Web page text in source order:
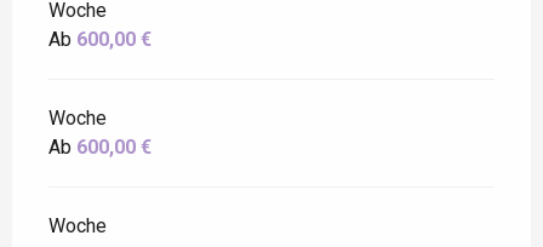
Woche
Ab 600,00 €
Woche
Ab 600,00 €
Woche